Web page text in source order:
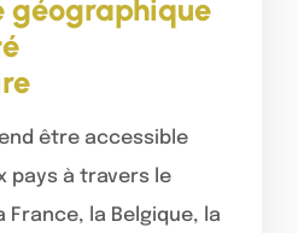
géographique
être accessible
pays à travers le
France, la Belgique, la